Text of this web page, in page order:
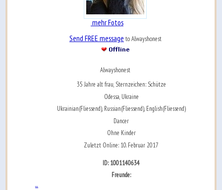
mehr Fotos
Send FREE message to Alwayshonest
Alwayshonest
35 Jahre alt frau, Sternzeichen: Schütze
Odessa, Ukraine
Ukrainian(Fliessend), Russian(Fliessend), English(Fliessend)
Dancer
Ohne Kinder
Zuletzt Online: 10. Februar 2017
ID: 1001140634
Freunde:
...